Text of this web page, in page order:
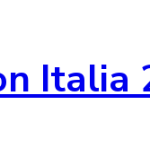
Italia